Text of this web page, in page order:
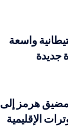
واسعة
جديدة
مضيق هرمز إلى
الإقليمية